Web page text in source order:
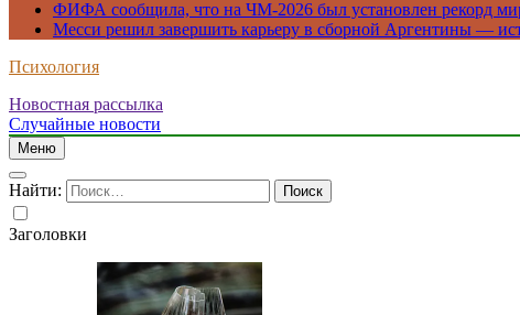
ФИФА сообщила, что на ЧМ-2026 был установлен рекорд
Месси решил завершить карьеру в сборной Аргентины —
Психология
Новостная рассылка
Случайные новости
Меню
Найти:
Заголовки